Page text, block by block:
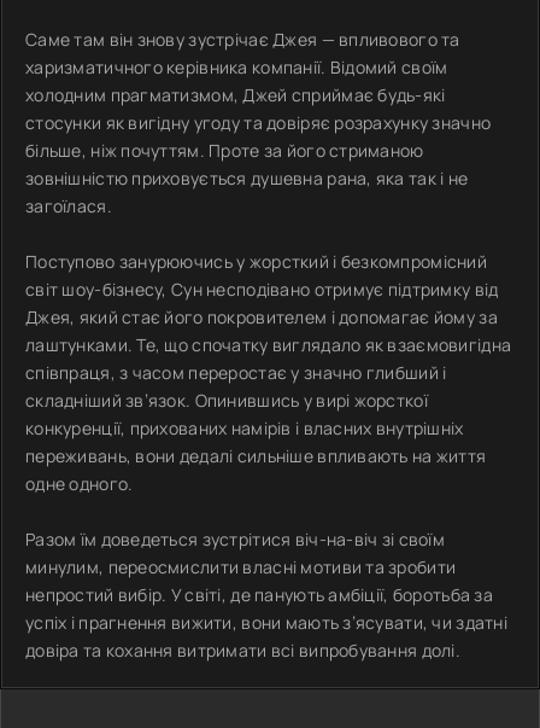
Саме там він знову зустрічає Джея — впливового та
харизматичного керівника компанії. Відомий своїм
холодним прагматизмом, Джей сприймає будь-які
стосунки як вигідну угоду та довіряє розрахунку значно
більше, ніж почуттям. Проте за його стриманою
зовнішністю приховується душевна рана, яка так і не
загоїлася.
Поступово занурюючись у жорсткий і безкомпромісний
світ шоу-бізнесу, Сун несподівано отримує підтримку від
Джея, який стає його покровителем і допомагає йому за
лаштунками. Те, що спочатку виглядало як взаємовигідна
співпраця, з часом переростає у значно глибший і
складніший зв’язок. Опинившись у вирі жорсткої
конкуренції, прихованих намірів і власних внутрішніх
переживань, вони дедалі сильніше впливають на життя
одне одного.
Разом їм доведеться зустрітися віч-на-віч зі своїм
минулим, переосмислити власні мотиви та зробити
непростий вибір. У світі, де панують амбіції, боротьба за
успіх і прагнення вижити, вони мають з’ясувати, чи здатні
довіра та кохання витримати всі випробування долі.